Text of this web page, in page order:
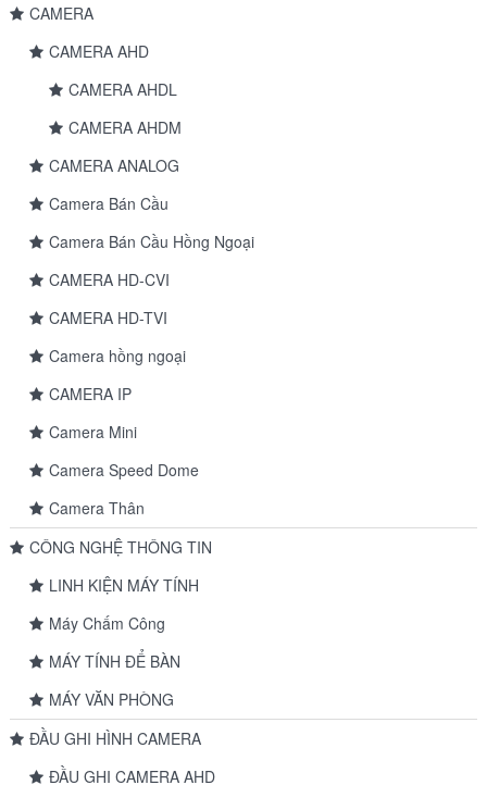
CAMERA
CAMERA AHD
CAMERA AHDL
CAMERA AHDM
CAMERA ANALOG
Camera Bán Cầu
Camera Bán Cầu Hồng Ngoại
CAMERA HD-CVI
CAMERA HD-TVI
Camera hồng ngoại
CAMERA IP
Camera Mini
Camera Speed Dome
Camera Thân
CÔNG NGHỆ THÔNG TIN
LINH KIỆN MÁY TÍNH
Máy Chấm Công
MÁY TÍNH ĐỂ BÀN
MÁY VĂN PHÒNG
ĐẦU GHI HÌNH CAMERA
ĐẦU GHI CAMERA AHD